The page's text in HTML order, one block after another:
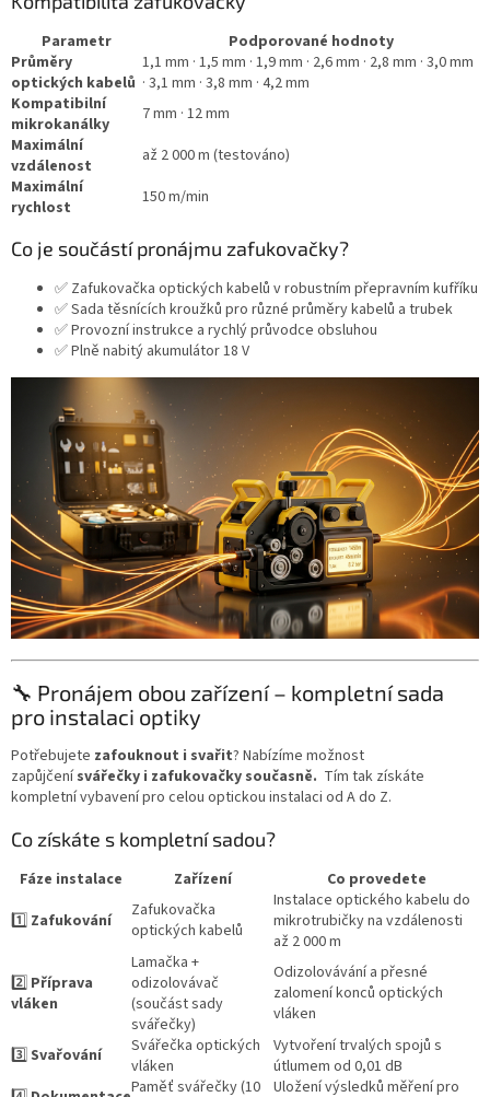
Parametr
Podporované hodnoty
Průměry
optických kabelů
1,1 mm · 1,5 mm · 1,9 mm · 2,6 mm · 2,8 mm · 3,0 mm
· 3,1 mm · 3,8 mm · 4,2 mm
Kompatibilní
mikrokanálky
7 mm · 12 mm
Maximální
vzdálenost
až 2 000 m (testováno)
Maximální
rychlost
150 m/min
Co je součástí pronájmu zafukovačky?
✅ Zafukovačka optických kabelů v robustním přepravním kufříku
✅ Sada těsnících kroužků pro různé průměry kabelů a trubek
✅ Provozní instrukce a rychlý průvodce obsluhou
✅ Plně nabitý akumulátor 18 V
🔧 Pronájem obou zařízení – kompletní sada
pro instalaci optiky
Potřebujete zafouknout i svařit? Nabízíme možnost
zapůjčení svářečky i zafukovačky současně. Tím tak získáte
kompletní vybavení pro celou optickou instalaci od A do Z.
Co získáte s kompletní sadou?
Fáze instalace Zařízení
Co provedete
1️⃣ Zafukování
Zafukovačka
optických kabelů
Instalace optického kabelu do
mikrotrubičky na vzdálenosti
až 2 000 m
2️⃣ Příprava
vláken
Lamačka +
odizolovávač
(součást sady
svářečky)
Odizolovávání a přesné
zalomení konců optických
vláken
3️⃣ Svařování
Svářečka optických
vláken
Vytvoření trvalých spojů s
útlumem od 0,01 dB
Paměť svářečky (10 Uložení výsledků měření pro